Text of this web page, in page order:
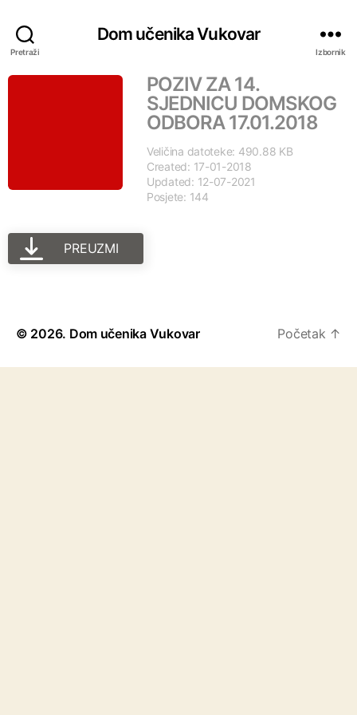
Pretraži
Dom učenika Vukovar
Izbornik
POZIV ZA 14.
SJEDNICU DOMSKOG
ODBORA 17.01.2018
Veličina datoteke: 490.88 KB
Created: 17-01-2018
Updated: 12-07-2021
Posjete: 144
PREUZMI
© 2026. Dom učenika Vukovar Početak ↑